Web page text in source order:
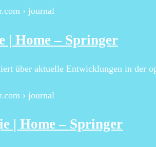
› journal
| Home – Springer
über aktuelle Entwicklungen in der
› journal
| Home – Springer